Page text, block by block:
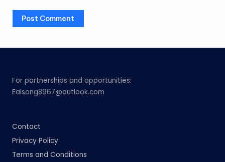
For partnerships and opportunities:
Ealsong8967@outlook.com
Contact
Privacy Policy
Terms and Conditions